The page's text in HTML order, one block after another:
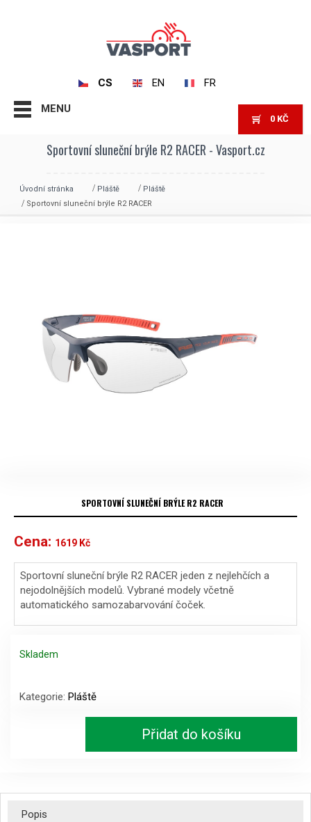
CS EN FR
MENU
0 KČ
Sportovní sluneční brýle R2 RACER - Vasport.cz
Úvodní stránka Pláště
Pláště
Sportovní sluneční brýle R2 RACER
SPORTOVNÍ SLUNEČNÍ BRÝLE R2 RACER
Cena: 1619 Kč
Sportovní sluneční brýle R2 RACER jeden z nejlehčích a
nejodolnějších modelů. Vybrané modely včetně
automatického samozabarvování čoček.
Skladem
sluneční
brýle
Kategorie: Pláště
Přidat do košíku
Popis